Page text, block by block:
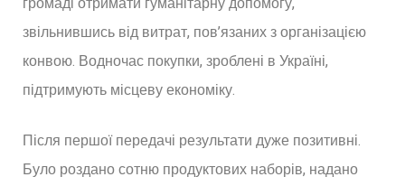
громаді отримати гуманітарну допомогу,
звільнившись від витрат, пов’язаних з організацією
конвою. Водночас покупки, зроблені в Україні,
підтримують місцеву економіку.
Після першої передачі результати дуже позитивні.
Було роздано сотню продуктових наборів, надано